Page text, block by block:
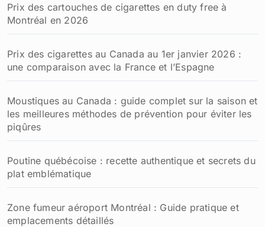
Prix des cartouches de cigarettes en duty free à
Montréal en 2026
Prix des cigarettes au Canada au 1er janvier 2026 :
une comparaison avec la France et l’Espagne
Moustiques au Canada : guide complet sur la saison et
les meilleures méthodes de prévention pour éviter les
piqûres
Poutine québécoise : recette authentique et secrets du
plat emblématique
Zone fumeur aéroport Montréal : Guide pratique et
emplacements détaillés